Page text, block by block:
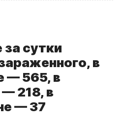
за сутки
в
— 565, в
218, в
— 37